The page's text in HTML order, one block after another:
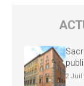
2 Juil